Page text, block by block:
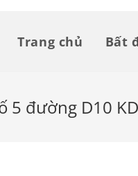
Trang chủ Bất
5 đường D10